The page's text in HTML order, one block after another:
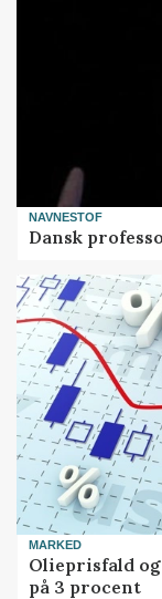
NAVNESTOF
Dansk
MARKED
Olieprisfald
på 3 procent